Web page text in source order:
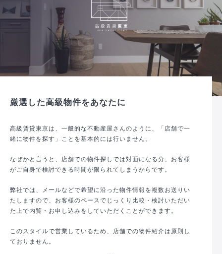
厳選した高級物件をあなたに
高級賃貸東京は、一般的な不動産屋さんのように、「店舗で一
緒に物件を探す」ことを基本的には行いません。
なぜかと言うと、店舗での物件探しでは対面になる分、お客様
がご自身で検討できる時間が限られてしまうからです。
弊社では、メールなどで希望に沿った物件情報を複数お送りい
たしますので、お客様のペースでじっくり比較・検討いただい
た上で内覧・お申し込みをしていただくことができます。
このスタイルで営業しているため、店舗での物件紹介は原則し
ておりません。